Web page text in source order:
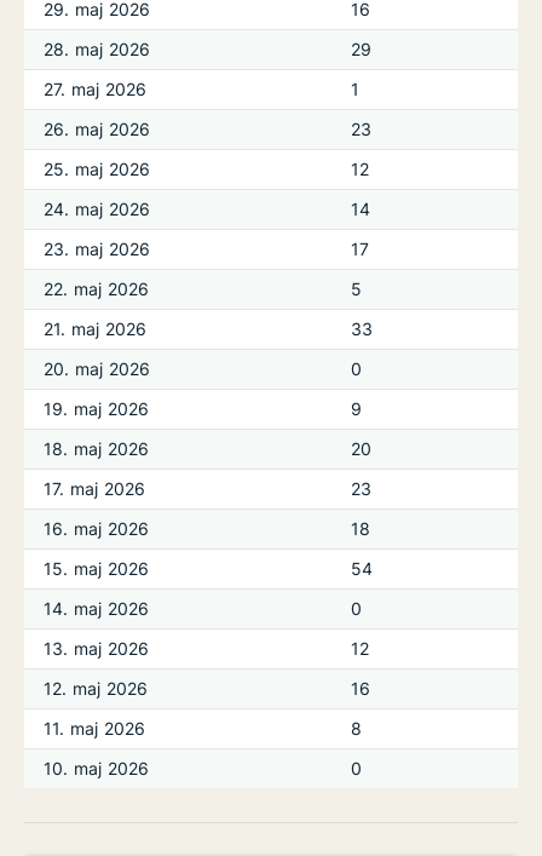
29. maj 2026
16
28. maj 2026
29
27. maj 2026
1
26. maj 2026
23
25. maj 2026
12
24. maj 2026
14
23. maj 2026
17
22. maj 2026
5
21. maj 2026
33
20. maj 2026
0
19. maj 2026
9
18. maj 2026
20
17. maj 2026
23
16. maj 2026
18
15. maj 2026
54
14. maj 2026
0
13. maj 2026
12
12. maj 2026
16
11. maj 2026
8
10. maj 2026
0